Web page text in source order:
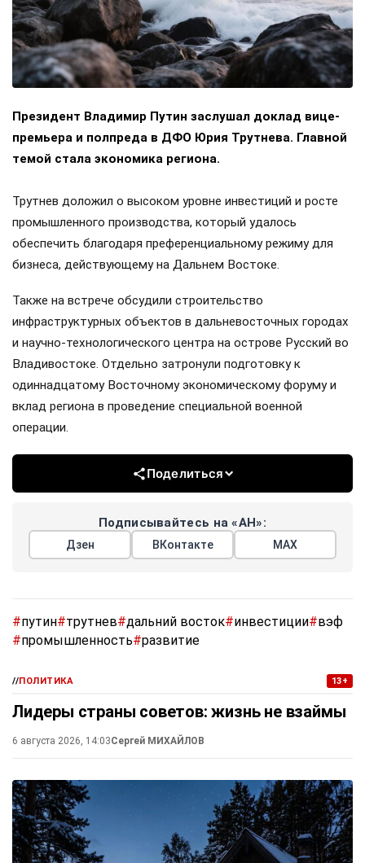
Президент Владимир Путин заслушал доклад вице-
премьера и полпреда в ДФО Юрия Трутнева. Главной
темой стала экономика региона.
Трутнев доложил о высоком уровне инвестиций и росте
промышленного производства, который удалось
обеспечить благодаря преференциальному режиму для
бизнеса, действующему на Дальнем Востоке.
Также на встрече обсудили строительство
инфраструктурных объектов в дальневосточных городах
и научно-технологического центра на острове Русский во
Владивостоке. Отдельно затронули подготовку к
одиннадцатому Восточному экономическому форуму и
вклад региона в проведение специальной военной
операции.
Поделиться
Подписывайтесь на «АН»:
Дзен ВКонтакте МАХ
#путин#трутнев#дальний восток#инвестиции#вэф
#промышленность#развитие
//ПОЛИТИКА 13+
Лидеры страны советов: жизнь не взаймы
6 августа 2026, 14:03Сергей МИХАЙЛОВ